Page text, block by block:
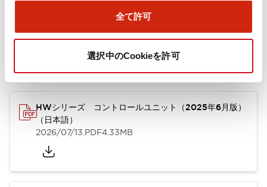
全て許可
選択中のCookieを許可
ドキュメントとファイル
取扱説明書 CAD 規格・認証
HWシリーズ コントロールユニット（2025年6月版）
（日本語）
2026/07/13.PDF4.33MB